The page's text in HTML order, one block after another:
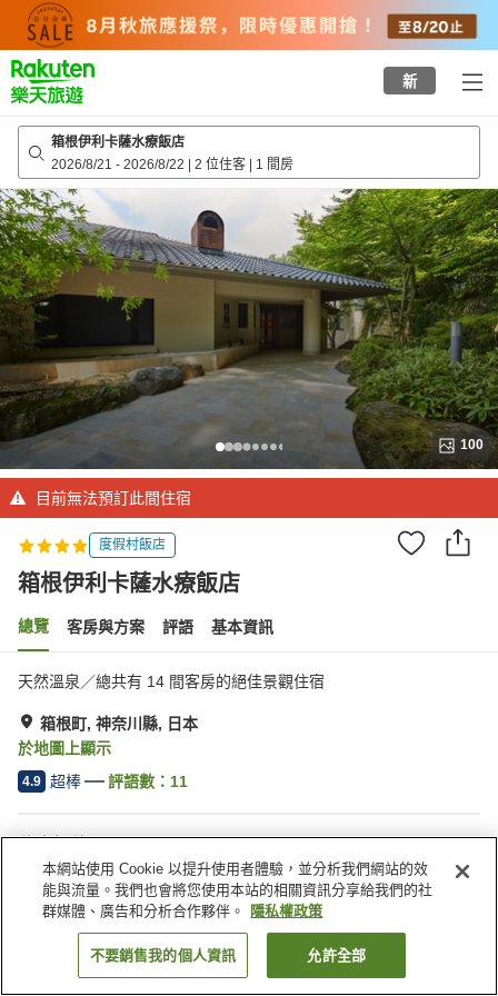
top
page
新
箱根伊利卡薩水療飯店
2026/8/21 - 2026/8/22 | 2 位住客 | 1 間房
100
目前無法預訂此間住宿
度假村飯店
箱根伊利卡薩水療飯店
總覽 客房與方案 評語 基本資訊
天然溫泉／總共有 14 間客房的絕佳景觀住宿
箱根町, 神奈川縣, 日本
於地圖上顯示
4.9 超棒 評語數： 11
公共浴室
休息室
酒吧
指定吸菸區
日本 神奈川縣 箱根町 箱根伊利卡薩水療飯店
找客房
本網站使用 Cookie 以提升使用者體驗，並分析我們網站的效
能與流量。我們也會將您使用本站的相關資訊分享給我們的社
群媒體、廣告和分析合作夥伴。
隱私權政策
不要銷售我的個人資訊 允許全部